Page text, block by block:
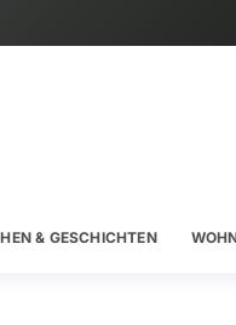
& GESCHICHTEN